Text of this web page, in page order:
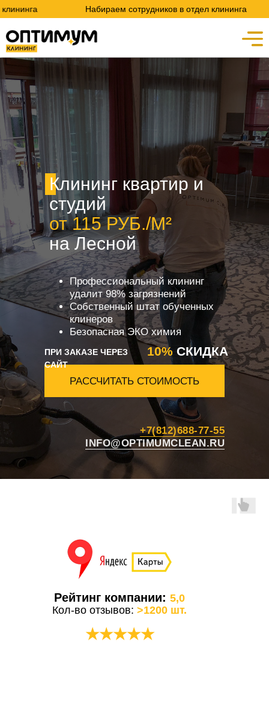
Набираем сотрудников в отдел клининга
РАССЧИТАТЬ СТОИМОСТЬ
ПРИ ЗАКАЗЕ ЧЕРЕЗ
САЙТ
Профессиональный клининг
удалит 98% загрязнений
Собственный штат обученных
клинеров
Безопасная ЭКО химия
10% СКИДКА
+7(812)688-77-55
INFO@OPTIMUMCLEAN.RU
Клининг квартир и
студий
от 115 РУБ./М²
на Лесной
Рейтинг компании:5,0
Кол-во отзывов:>1200 шт.
★★★★★